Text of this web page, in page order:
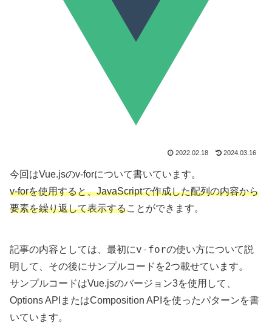
2022.02.18 2024.03.16
今回はVue.jsのv-forについて書いています。
v-forを使用すると、JavaScriptで作成した配列の内容から
要素を繰り返して表示することができます。
記事の内容としては、最初にv-forの使い方について説
明して、その後にサンプルコードを2つ載せています。
サンプルコードはVue.jsのバージョン3を使用して、
Options APIまたはComposition APIを使ったパターンを書
いています。